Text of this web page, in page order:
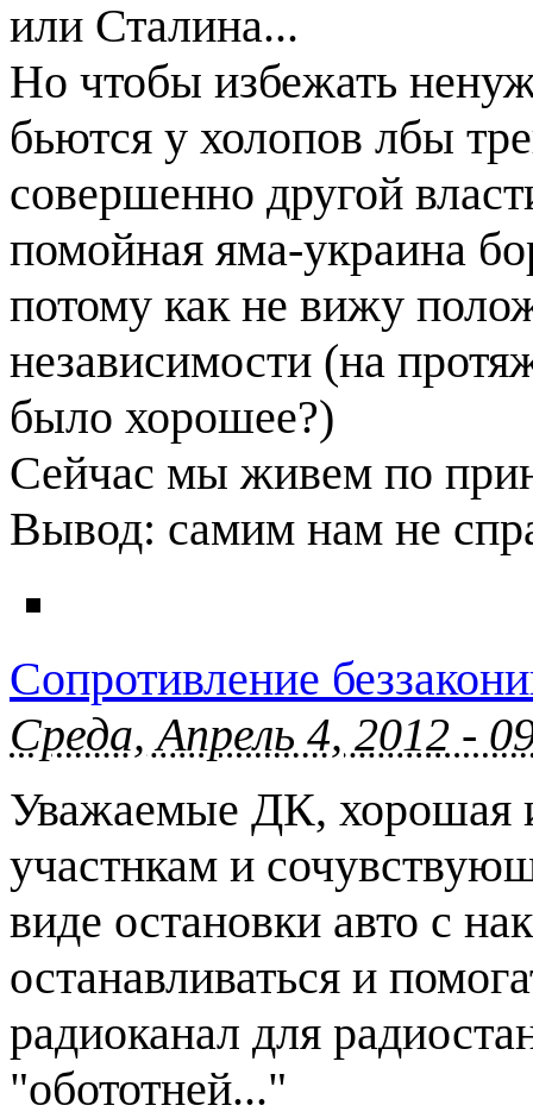
или Сталина...
Но чтобы избежать
бьются у холопов лбы
совершенно другой
помойная яма-украина
потому как не вижу
независимости (на
было хорошее?)
Сейчас мы живем по
Вывод: самим нам не
Сопротивление
Среда, Апрель 4, 2012 -
Уважаемые ДК, хорошая
участнкам и
виде остановки авто с
останавливаться и
радиоканал для
"обототней..."